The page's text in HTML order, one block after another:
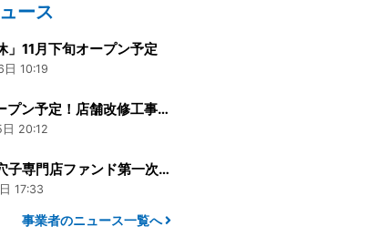
ース
」11月下旬オープン予定
10:19
11月下旬オープン予定！店舗改修工事の開始
20:12
『京町家 穴子専門店ファンド第一次募集』が募集開始しました
17:33
事業者のニュース一覧へ